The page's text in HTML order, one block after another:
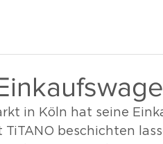
in Köln hat seine
TiTANO beschichten